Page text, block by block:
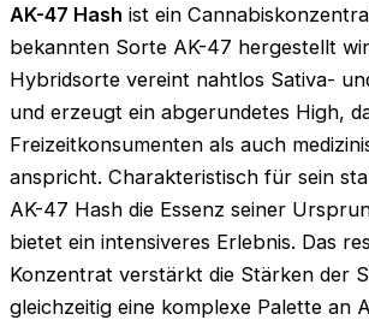
AK-47 Hash ist ein
bekannten Sorte AK-47 hergestellt
Hybridsorte vereint nahtlos Sativa-
und erzeugt ein abgerundetes High,
Freizeitkonsumenten als auch
anspricht. Charakteristisch für sein
AK-47 Hash die Essenz seiner
bietet ein intensiveres Erlebnis. Das
Konzentrat verstärkt die Stärken der
gleichzeitig eine komplexe Palette an